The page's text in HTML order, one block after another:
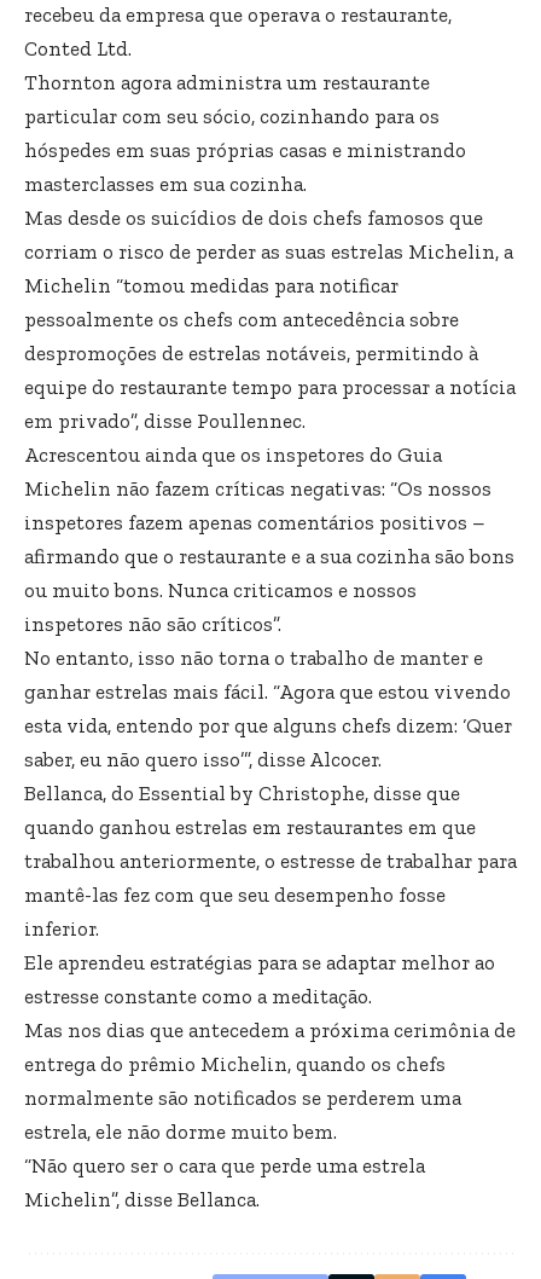
recebeu da empresa que operava o restaurante,
Conted Ltd.
Thornton agora administra um restaurante
particular com seu sócio, cozinhando para os
hóspedes em suas próprias casas e ministrando
masterclasses em sua cozinha.
Mas desde os suicídios de dois chefs famosos que
corriam o risco de perder as suas estrelas Michelin, a
Michelin “tomou medidas para notificar
pessoalmente os chefs com antecedência sobre
despromoções de estrelas notáveis, permitindo à
equipe do restaurante tempo para processar a notícia
em privado”, disse Poullennec.
Acrescentou ainda que os inspetores do Guia
Michelin não fazem críticas negativas: “Os nossos
inspetores fazem apenas comentários positivos –
afirmando que o restaurante e a sua cozinha são bons
ou muito bons. Nunca criticamos e nossos
inspetores não são críticos”.
No entanto, isso não torna o trabalho de manter e
ganhar estrelas mais fácil. “Agora que estou vivendo
esta vida, entendo por que alguns chefs dizem: ‘Quer
saber, eu não quero isso’”, disse Alcocer.
Bellanca, do Essential by Christophe, disse que
quando ganhou estrelas em restaurantes em que
trabalhou anteriormente, o estresse de trabalhar para
mantê-las fez com que seu desempenho fosse
inferior.
Ele aprendeu estratégias para se adaptar melhor ao
estresse constante como a meditação.
Mas nos dias que antecedem a próxima cerimônia de
entrega do prêmio Michelin, quando os chefs
normalmente são notificados se perderem uma
estrela, ele não dorme muito bem.
“Não quero ser o cara que perde uma estrela
Michelin”, disse Bellanca.